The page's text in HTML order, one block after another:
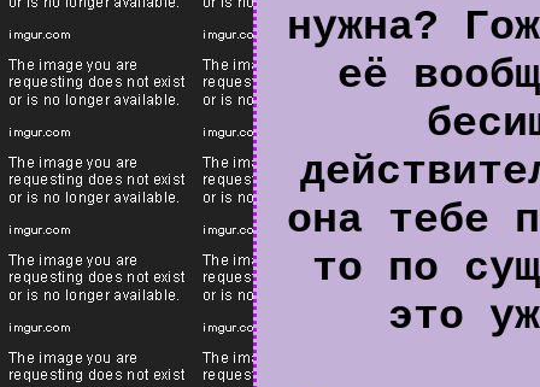
нужна?
её
она тебе
то по
это